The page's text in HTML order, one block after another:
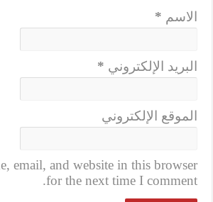
الاسم *
البريد الإلكتروني *
الموقع الإلكتروني
email, and website in this browser
for the next time I comment.